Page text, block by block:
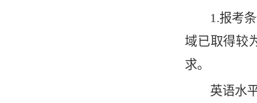
1.报考
域已取得较
求。
英语水